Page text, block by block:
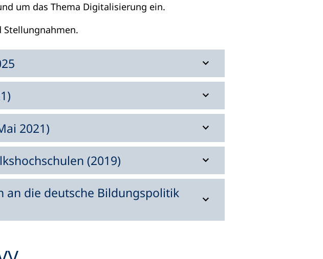
um das Thema Digitalisierung ein.
2021)
(2019)
die deutsche Bildungspolitik